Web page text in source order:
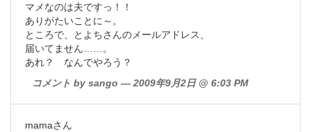
マメなのは夫ですっ！！
ありがたいことに～。
ところで、とよちさんのメールアドレス、
届いてません……。
あれ？ なんでやろう？
コメント by sango — 2009年9月2日 @ 6:03 PM
mamaさん